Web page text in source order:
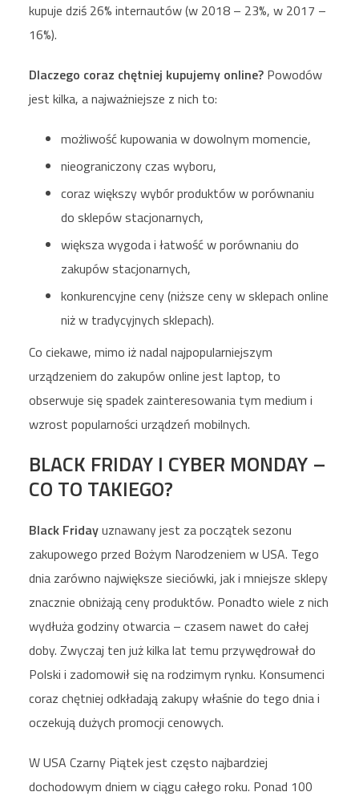
kupuje dziś 26% internautów (w 2018 – 23%, w 2017 –
16%).
Dlaczego coraz chętniej kupujemy online? Powodów
jest kilka, a najważniejsze z nich to:
możliwość kupowania w dowolnym momencie,
nieograniczony czas wyboru,
coraz większy wybór produktów w porównaniu
do sklepów stacjonarnych,
większa wygoda i łatwość w porównaniu do
zakupów stacjonarnych,
konkurencyjne ceny (niższe ceny w sklepach online
niż w tradycyjnych sklepach).
Co ciekawe, mimo iż nadal najpopularniejszym
urządzeniem do zakupów online jest laptop, to
obserwuje się spadek zainteresowania tym medium i
wzrost popularności urządzeń mobilnych.
BLACK FRIDAY I CYBER MONDAY –
CO TO TAKIEGO?
Black Fridayuznawany jest za początek sezonu
zakupowego przed Bożym Narodzeniem w USA. Tego
dnia zarówno największe sieciówki, jak i mniejsze sklepy
znacznie obniżają ceny produktów. Ponadto wiele z nich
wydłuża godziny otwarcia – czasem nawet do całej
doby. Zwyczaj ten już kilka lat temu przywędrował do
Polski i zadomowił się na rodzimym rynku. Konsumenci
coraz chętniej odkładają zakupy właśnie do tego dnia i
oczekują dużych promocji cenowych.
W USA Czarny Piątek jest często najbardziej
dochodowym dniem w ciągu całego roku. Ponad 100